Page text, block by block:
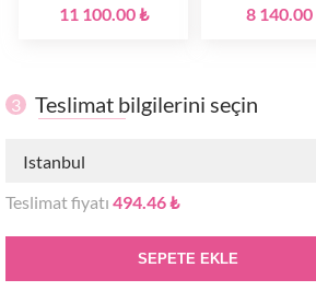
11 100.00 ₺
8 140.00
3 Teslimat bilgilerini seçin
Istanbul
Teslimat fiyatı494.46 ₺
SEPETE EKLE